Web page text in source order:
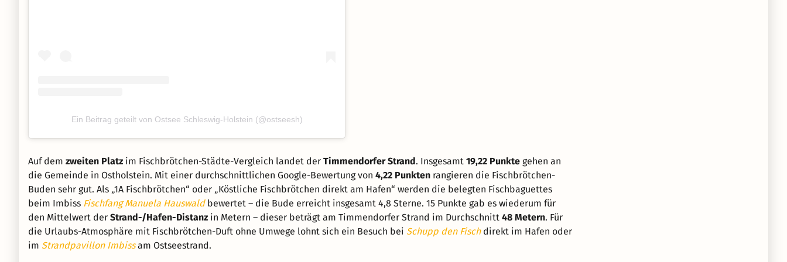
Ein Beitrag geteilt von Ostsee Schleswig-Holstein (@ostseesh)
Auf dem zweiten Platz im Fischbrötchen-Städte-Vergleich landet der Timmendorfer Strand . Insgesamt 19,22 Punkte gehen an
die Gemeinde in Ostholstein. Mit einer durchschnittlichen Google-Bewertung von 4,22 Punkten rangieren die Fischbrötchen-
Buden sehr gut. Als „1A Fischbrötchen“ oder „Köstliche Fischbrötchen direkt am Hafen“ werden die belegten Fischbaguettes
beim Imbiss Fischfang Manuela Hauswaldbewertet – die Bude erreicht insgesamt 4,8 Sterne. 15 Punkte gab es wiederum für
den Mittelwert der Strand-/Hafen-Distanz in Metern – dieser beträgt am Timmendorfer Strand im Durchschnitt 48 Metern. Für
die Urlaubs-Atmosphäre mit Fischbrötchen-Duft ohne Umwege lohnt sich ein Besuch bei Schupp den Fischdirekt im Hafen oder
im Strandpavillon Imbissam Ostseestrand.